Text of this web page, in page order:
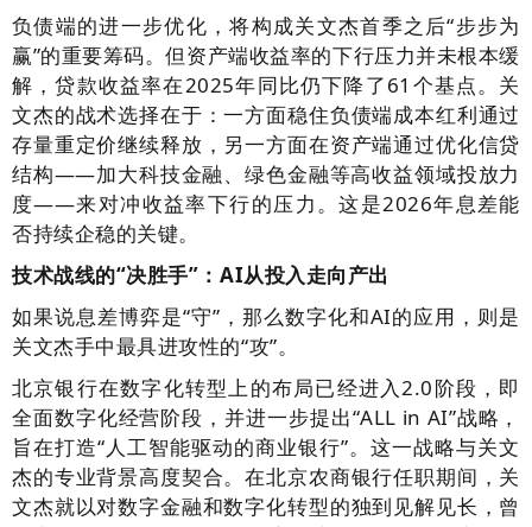
负债端的进一步优化，将构成关文杰首季之后“步步为
赢”的重要筹码。但资产端收益率的下行压力并未根本缓
解，贷款收益率在2025年同比仍下降了61个基点。关
文杰的战术选择在于：一方面稳住负债端成本红利通过
存量重定价继续释放，另一方面在资产端通过优化信贷
结构——加大科技金融、绿色金融等高收益领域投放力
度——来对冲收益率下行的压力。这是2026年息差能
否持续企稳的关键。
技术战线的“决胜手”：AI从投入走向产出
如果说息差博弈是“守”，那么数字化和AI的应用，则是
关文杰手中最具进攻性的“攻”。
北京银行在数字化转型上的布局已经进入2.0阶段，即
全面数字化经营阶段，并进一步提出“ALL in AI”战略，
旨在打造“人工智能驱动的商业银行”。这一战略与关文
杰的专业背景高度契合。在北京农商银行任职期间，关
文杰就以对数字金融和数字化转型的独到见解见长，曾